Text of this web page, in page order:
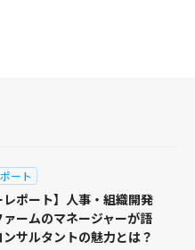
ート
レポート】人事・組織開発
ームのマネージャーが語
サルタントの魅力とは？